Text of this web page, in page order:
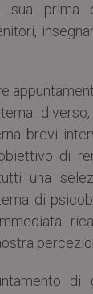
sua prima
brevi
di
una
di